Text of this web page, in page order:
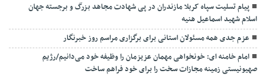
پیام تسلیت سپاه کربلا مازندران در پی شهادت مجاهد بزرگ و برجسته جهان
اسلام شهید اسماعیل هنیه
عزم جدی همه مسئولان استانی برای برگزاری مراسم روز خبرنگار
امام خامنه ای: خونخواهی مهمان عزیزمان را وظیفه خود می‌دانیم/رژیم
صهیونیستی زمینه مجازات سخت را برای خود فراهم ساخت